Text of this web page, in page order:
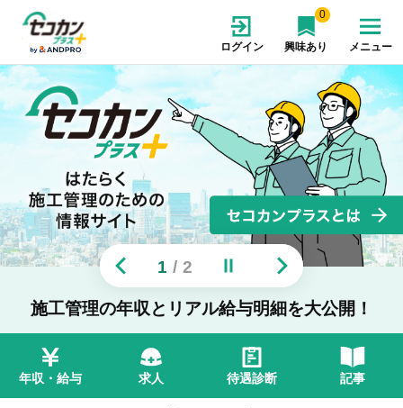
ログイン
0
興味あり メニュー
1 / 2
施工管理の年収とリアル給与明細を大公開！
年収・給与 求人 待遇診断 記事